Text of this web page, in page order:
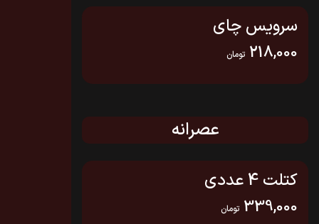
سرویس چای
218,000 تومان
عصرانه
کتلت 4 عددی
339,000 تومان